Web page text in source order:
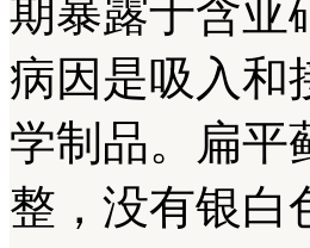
期暴露于含亚
病因是吸入和
学制品。扁平
整，没有银白